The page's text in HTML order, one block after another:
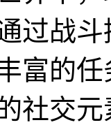
过战
富的
社交